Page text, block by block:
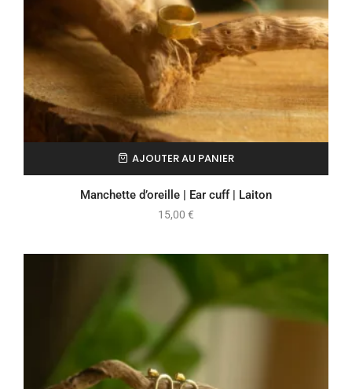
AJOUTER AU PANIER
Manchette d’oreille | Ear cuff | Laiton
15,00 €